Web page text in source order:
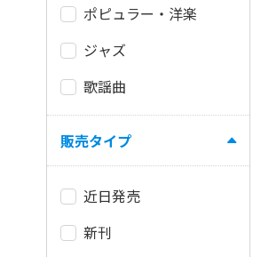
ポピュラー・洋楽
ジャズ
歌謡曲
販売タイプ
近日発売
新刊